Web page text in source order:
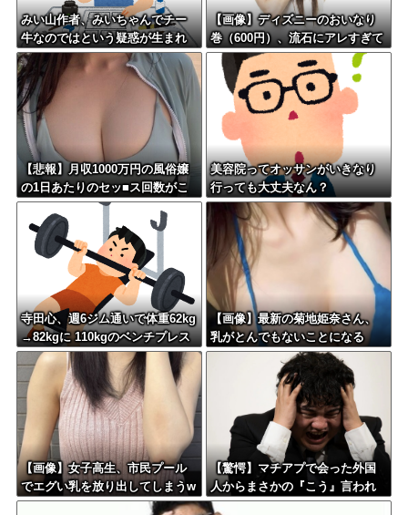
みい山作者、みいちゃんでチー
牛なのではという疑惑が生まれ
るｗｗｗｗｗｗｗ
【画像】ディズニーのおいなり
巻（600円）、流石にアレすぎて
賛否両論の大炎上をしてしまうw
w w w w w w
【悲報】月収1000万円の風俗嬢
の1日あたりのセッ■ス回数がこ
ちら
美容院ってオッサンがいきなり
行っても大丈夫なん？
寺田心、週6ジム通いで体重62kg
→82kgに 110kgのベンチプレス
持ち上げる姿披露
【画像】最新の菊地姫奈さん、
乳がとんでもないことになる
【画像】女子高生、市民プール
でエグい乳を放り出してしまうw
ww
【驚愕】マチアプで会った外国
人からまさかの『こう』言われ
たんやがこれワイ詰み